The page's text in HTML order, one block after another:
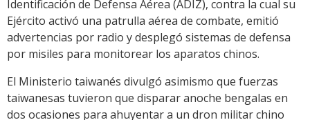
Identificación de Defensa Aérea (ADIZ), contra la cual su
Ejército activó una patrulla aérea de combate, emitió
advertencias por radio y desplegó sistemas de defensa
por misiles para monitorear los aparatos chinos.
El Ministerio taiwanés divulgó asimismo que fuerzas
taiwanesas tuvieron que disparar anoche bengalas en
dos ocasiones para ahuyentar a un dron militar chino